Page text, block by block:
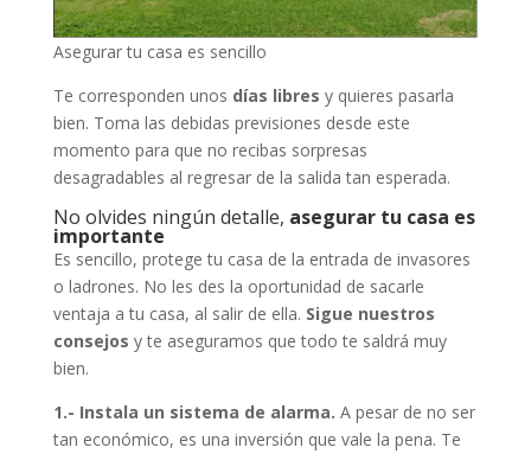
Asegurar tu casa es sencillo
Te corresponden unos días libres y quieres pasarla
bien. Toma las debidas previsiones desde este
momento para que no recibas sorpresas
desagradables al regresar de la salida tan esperada.
No olvides ningún detalle, asegurar tu casa es
importante
Es sencillo, protege tu casa de la entrada de invasores
o ladrones. No les des la oportunidad de sacarle
ventaja a tu casa, al salir de ella. Sigue nuestros
consejos y te aseguramos que todo te saldrá muy
bien.
1.- Instala un sistema de alarma. A pesar de no ser
tan económico, es una inversión que vale la pena. Te